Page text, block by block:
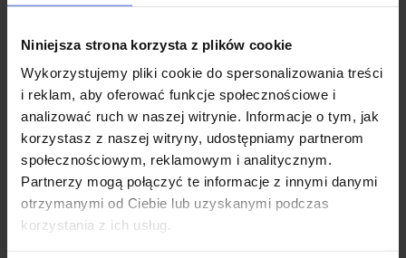
Niniejsza strona korzysta z plików cookie
Wykorzystujemy pliki cookie do spersonalizowania treści
i reklam, aby oferować funkcje społecznościowe i
analizować ruch w naszej witrynie. Informacje o tym, jak
korzystasz z naszej witryny, udostępniamy partnerom
społecznościowym, reklamowym i analitycznym.
Partnerzy mogą połączyć te informacje z innymi danymi
otrzymanymi od Ciebie lub uzyskanymi podczas
korzystania z ich usług.
%